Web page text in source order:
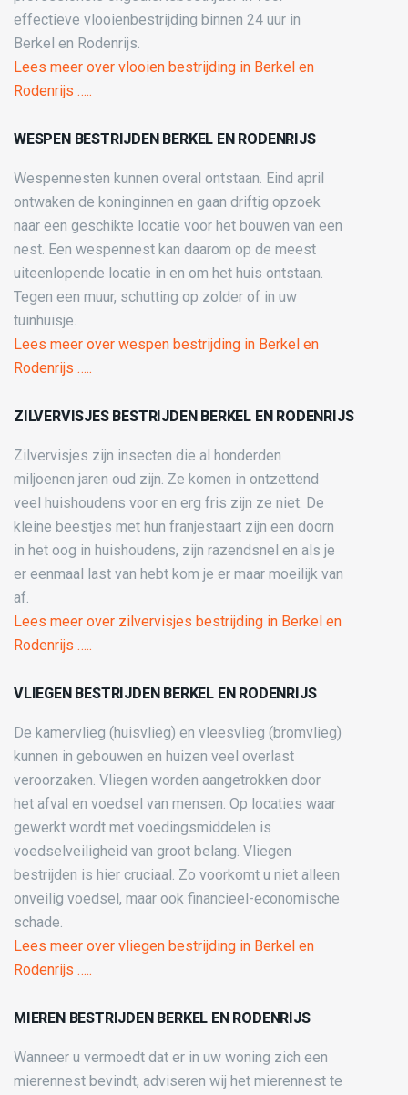
effectieve vlooienbestrijding binnen 24 uur in
Berkel en Rodenrijs.
Lees meer over vlooien bestrijding in Berkel en
Rodenrijs …..
WESPEN BESTRIJDEN BERKEL EN RODENRIJS
Wespennesten kunnen overal ontstaan. Eind april
ontwaken de koninginnen en gaan driftig opzoek
naar een geschikte locatie voor het bouwen van een
nest. Een wespennest kan daarom op de meest
uiteenlopende locatie in en om het huis ontstaan.
Tegen een muur, schutting op zolder of in uw
tuinhuisje.
Lees meer over wespen bestrijding in Berkel en
Rodenrijs …..
ZILVERVISJES BESTRIJDEN BERKEL EN RODENRIJS
Zilvervisjes zijn insecten die al honderden
miljoenen jaren oud zijn. Ze komen in ontzettend
veel huishoudens voor en erg fris zijn ze niet. De
kleine beestjes met hun franjestaart zijn een doorn
in het oog in huishoudens, zijn razendsnel en als je
er eenmaal last van hebt kom je er maar moeilijk van
af.
Lees meer over zilvervisjes bestrijding in Berkel en
Rodenrijs …..
VLIEGEN BESTRIJDEN BERKEL EN RODENRIJS
De kamervlieg (huisvlieg) en vleesvlieg (bromvlieg)
kunnen in gebouwen en huizen veel overlast
veroorzaken. Vliegen worden aangetrokken door
het afval en voedsel van mensen. Op locaties waar
gewerkt wordt met voedingsmiddelen is
voedselveiligheid van groot belang. Vliegen
bestrijden is hier cruciaal. Zo voorkomt u niet alleen
onveilig voedsel, maar ook financieel-economische
schade.
Lees meer over vliegen bestrijding in Berkel en
Rodenrijs …..
MIEREN BESTRIJDEN BERKEL EN RODENRIJS
Wanneer u vermoedt dat er in uw woning zich een
mierennest bevindt, adviseren wij het mierennest te